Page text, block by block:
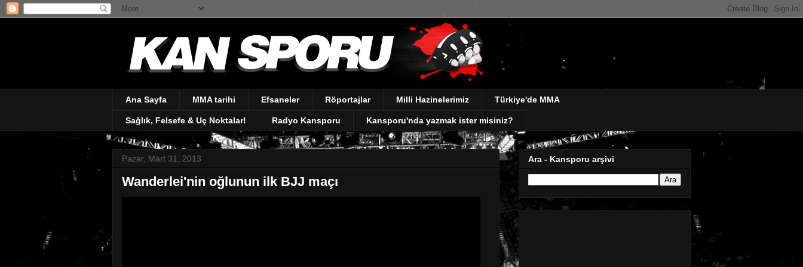
Ana Sayfa MMA tarihi Efsaneler Röportajlar Milli Hazinelerimiz Türkiye'de MMA
Sağlık, Felsefe & Uç Noktalar! Radyo Kansporu Kansporu'nda yazmak ister misiniz?
Pazar, Mart 31, 2013
Wanderlei'nin oğlunun ilk BJJ maçı
Ara - Kansporu arşivi